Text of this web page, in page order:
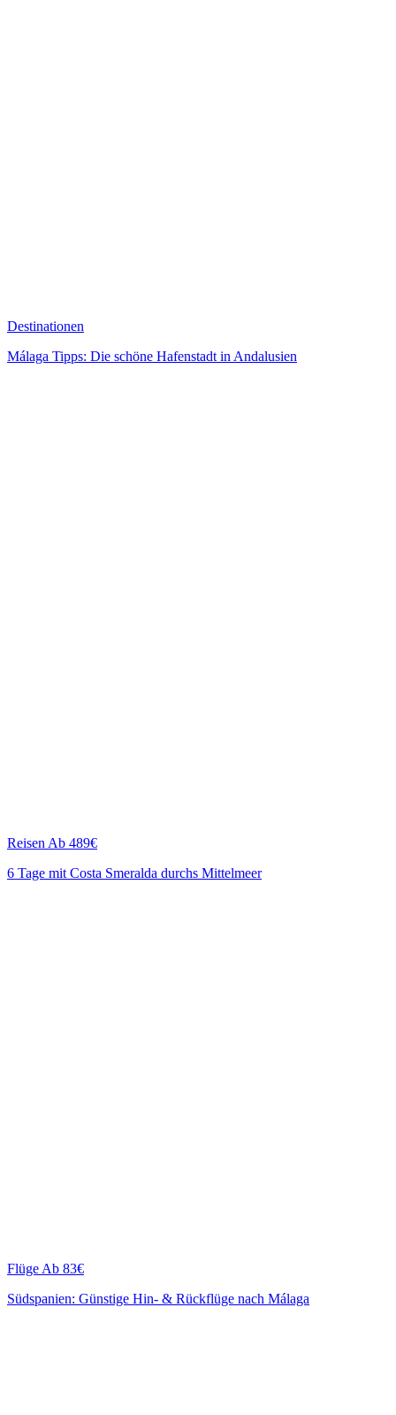
Destinationen
Málaga Tipps: Die schöne Hafenstadt in Andalusien
Reisen Ab 489€
6 Tage mit Costa Smeralda durchs Mittelmeer
Flüge Ab 83€
Südspanien: Günstige Hin- & Rückflüge nach Málaga